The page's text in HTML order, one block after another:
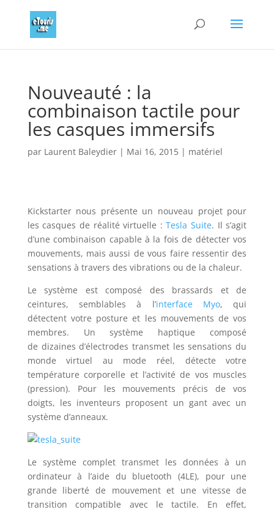
Nouveauté : la
combinaison tactile pour
les casques immersifs
par Laurent Baleydier| Mai 16, 2015| matériel
Kickstarter nous présente un nouveau projet pour
les casques de réalité virtuelle :Tesla Suite. Il s’agit
d’une combinaison capable à la fois de détecter vos
mouvements, mais aussi de vous faire ressentir des
sensations à travers des vibrations ou de la chaleur.
Le système est composé des brassards et de
ceintures, semblables à l’interface Myo, qui
détectent votre posture et les mouvements de vos
membres. Un système haptique composé
de dizaines d’électrodes transmet les sensations du
monde virtuel au mode réel, détecte votre
température corporelle et l’activité de vos muscles
(pression). Pour les mouvements précis de vos
doigts, les inventeurs proposent un gant avec un
système d’anneaux.
Le système complet transmet les données à un
ordinateur à l’aide du bluetooth (4LE), pour une
grande liberté de mouvement et une vitesse de
transition compatible avec le tactile. En effet,